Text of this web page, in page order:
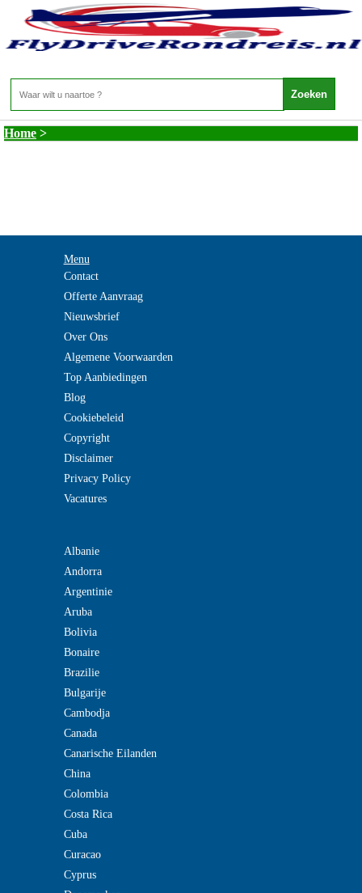
Filipijnen - Duikvakantie Filipijnen Malapascua
Home >
Menu
Contact
Offerte Aanvraag
Nieuwsbrief
Over Ons
Algemene Voorwaarden
Top Aanbiedingen
Blog
Cookiebeleid
Copyright
Disclaimer
Privacy Policy
Vacatures
Albanie
Andorra
Argentinie
Aruba
Bolivia
Bonaire
Brazilie
Bulgarije
Cambodja
Canada
Canarische Eilanden
China
Colombia
Costa Rica
Cuba
Curacao
Cyprus